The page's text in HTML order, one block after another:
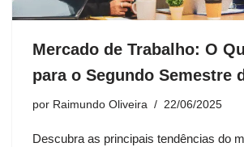
Mercado de Trabalho: O
para o Segundo Semestre
por Raimundo Oliveira 22/06/2025
Descubra as principais tendências do